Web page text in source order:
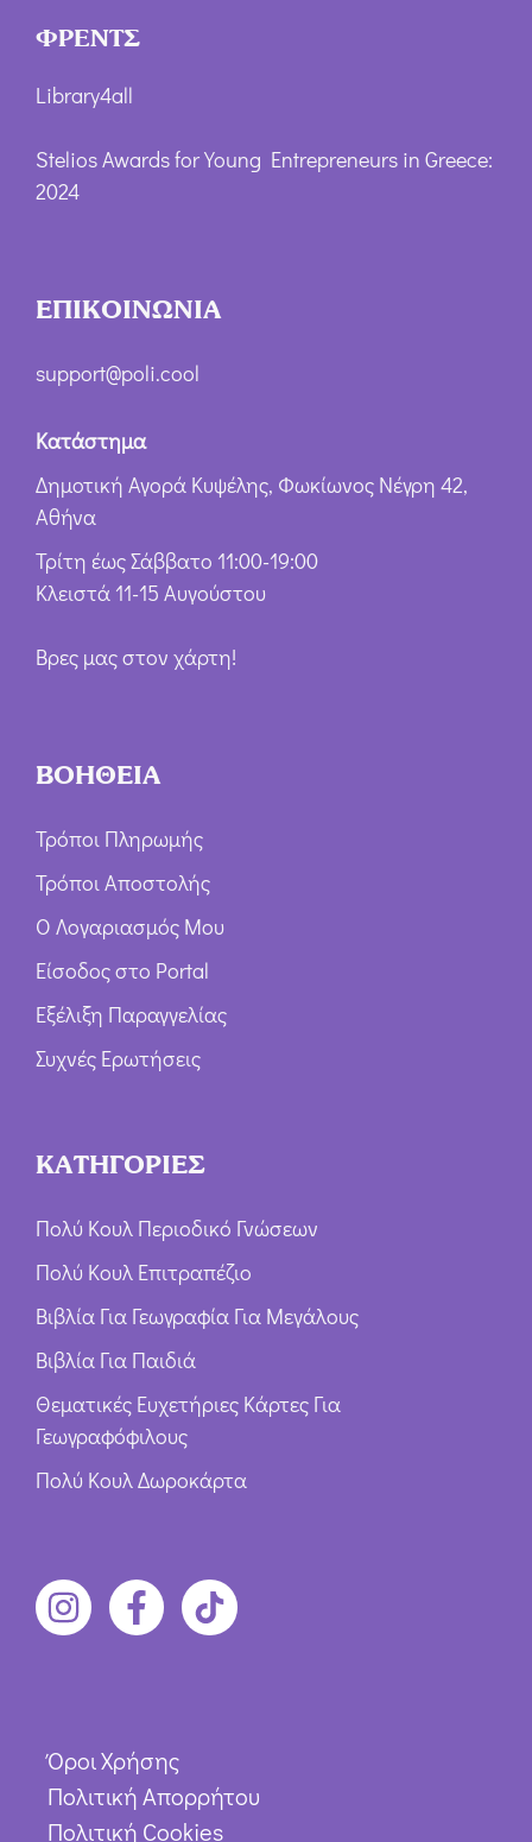
ΦΡΕΝΤΣ
Library4all
Stelios Awards for Young Entrepreneurs in Greece:
2024
ΕΠΙΚΟΙΝΩΝΙΑ
support@poli.cool
Κατάστημα
Δημοτική Αγορά Κυψέλης, Φωκίωνος Νέγρη 42,
Αθήνα
Τρίτη έως Σάββατο 11:00-19:00
Κλειστά 11-15 Αυγούστου
Βρες μας στον χάρτη!
ΒΟΗΘΕΙΑ
Τρόποι Πληρωμής
Τρόποι Αποστολής
Ο Λογαριασμός Μου
Είσοδος στο Portal
Εξέλιξη Παραγγελίας
Συχνές Ερωτήσεις
ΚΑΤΗΓΟΡΙΕΣ
Πολύ Κουλ Περιοδικό Γνώσεων
Πολύ Κουλ Επιτραπέζιο
Βιβλία Για Γεωγραφία Για Μεγάλους
Βιβλία Για Παιδιά
Θεματικές Ευχετήριες Κάρτες Για
Γεωγραφόφιλους
Πολύ Κουλ Δωροκάρτα
Όροι Χρήσης
Πολιτική Απορρήτου
Πολιτική Cookies